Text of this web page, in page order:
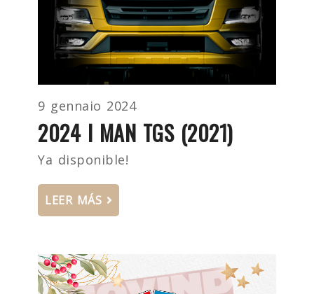
9 gennaio 2024
2024 I MAN TGS (2021)
Ya disponible!
LEER MÁS